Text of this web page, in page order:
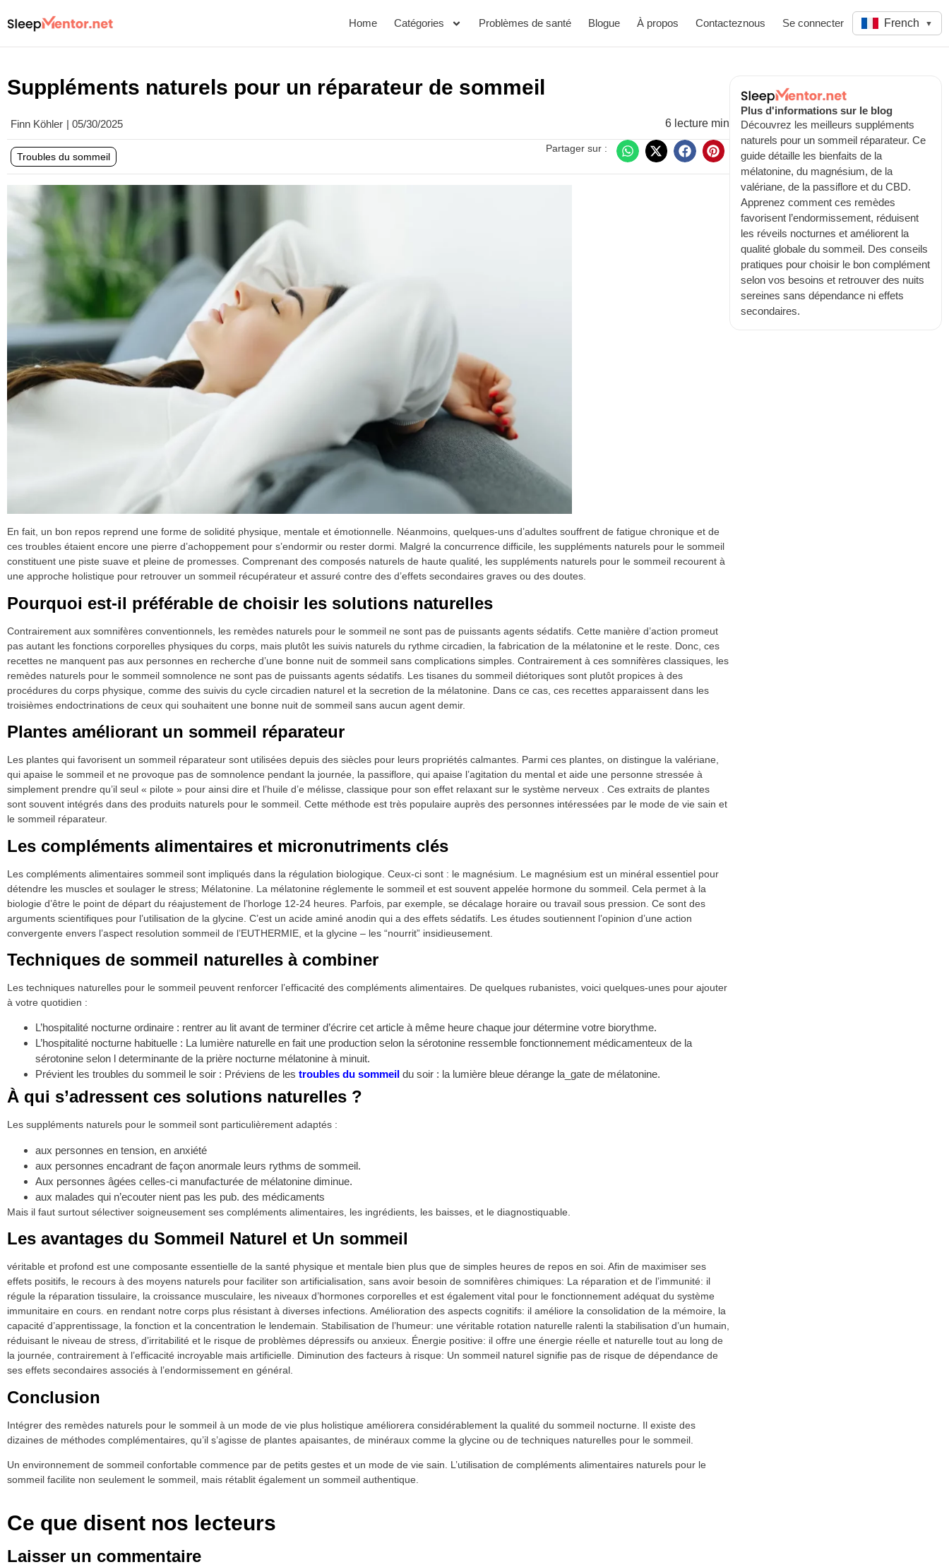
Home Catégories Problèmes de santé Blogue À propos Contacteznous Se connecter French ▼
Suppléments naturels pour un réparateur de sommeil
Finn Köhler | 05/30/2025 6 lecture min
Troubles du sommeil
Partager sur :
En fait, un bon repos reprend une forme de solidité physique, mentale et émotionnelle. Néanmoins, quelques-uns d’adultes souffrent de fatigue chronique et de
ces troubles étaient encore une pierre d’achoppement pour s’endormir ou rester dormi. Malgré la concurrence difficile, les suppléments naturels pour le sommeil
constituent une piste suave et pleine de promesses. Comprenant des composés naturels de haute qualité, les suppléments naturels pour le sommeil recourent à
une approche holistique pour retrouver un sommeil récupérateur et assuré contre des d’effets secondaires graves ou des doutes.
Pourquoi est-il préférable de choisir les solutions naturelles
Contrairement aux somnifères conventionnels, les remèdes naturels pour le sommeil ne sont pas de puissants agents sédatifs. Cette manière d’action promeut
pas autant les fonctions corporelles physiques du corps, mais plutôt les suivis naturels du rythme circadien, la fabrication de la mélatonine et le reste. Donc, ces
recettes ne manquent pas aux personnes en recherche d’une bonne nuit de sommeil sans complications simples. Contrairement à ces somnifères classiques, les
remèdes naturels pour le sommeil somnolence ne sont pas de puissants agents sédatifs. Les tisanes du sommeil diétoriques sont plutôt propices à des
procédures du corps physique, comme des suivis du cycle circadien naturel et la secretion de la mélatonine. Dans ce cas, ces recettes apparaissent dans les
troisièmes endoctrinations de ceux qui souhaitent une bonne nuit de sommeil sans aucun agent demir.
Plantes améliorant un sommeil réparateur
Les plantes qui favorisent un sommeil réparateur sont utilisées depuis des siècles pour leurs propriétés calmantes. Parmi ces plantes, on distingue la valériane,
qui apaise le sommeil et ne provoque pas de somnolence pendant la journée, la passiflore, qui apaise l’agitation du mental et aide une personne stressée à
simplement prendre qu’il seul « pilote » pour ainsi dire et l’huile d’e mélisse, classique pour son effet relaxant sur le système nerveux . Ces extraits de plantes
sont souvent intégrés dans des produits naturels pour le sommeil. Cette méthode est très populaire auprès des personnes intéressées par le mode de vie sain et
le sommeil réparateur.
Les compléments alimentaires et micronutriments clés
Les compléments alimentaires sommeil sont impliqués dans la régulation biologique. Ceux-ci sont : le magnésium. Le magnésium est un minéral essentiel pour
détendre les muscles et soulager le stress; Mélatonine. La mélatonine réglemente le sommeil et est souvent appelée hormone du sommeil. Cela permet à la
biologie d’être le point de départ du réajustement de l’horloge 12-24 heures. Parfois, par exemple, se décalage horaire ou travail sous pression. Ce sont des
arguments scientifiques pour l’utilisation de la glycine. C’est un acide aminé anodin qui a des effets sédatifs. Les études soutiennent l’opinion d’une action
convergente envers l’aspect resolution sommeil de l’EUTHERMIE, et la glycine – les “nourrit” insidieusement.
Techniques de sommeil naturelles à combiner
Les techniques naturelles pour le sommeil peuvent renforcer l’efficacité des compléments alimentaires. De quelques rubanistes, voici quelques-unes pour ajouter
à votre quotidien :
L’hospitalité nocturne ordinaire : rentrer au lit avant de terminer d’écrire cet article à même heure chaque jour détermine votre biorythme.
L’hospitalité nocturne habituelle : La lumière naturelle en fait une production selon la sérotonine ressemble fonctionnement médicamenteux de la
sérotonine selon l determinante de la prière nocturne mélatonine à minuit.
Prévient les troubles du sommeil le soir : Préviens de les troubles du sommeil du soir : la lumière bleue dérange la_gate de mélatonine.
À qui s’adressent ces solutions naturelles ?
Les suppléments naturels pour le sommeil sont particulièrement adaptés :
aux personnes en tension, en anxiété
aux personnes encadrant de façon anormale leurs rythms de sommeil.
Aux personnes âgées celles-ci manufacturée de mélatonine diminue.
aux malades qui n’ecouter nient pas les pub. des médicaments
Mais il faut surtout sélectiver soigneusement ses compléments alimentaires, les ingrédients, les baisses, et le diagnostiquable.
Les avantages du Sommeil Naturel et Un sommeil
véritable et profond est une composante essentielle de la santé physique et mentale bien plus que de simples heures de repos en soi. Afin de maximiser ses
effets positifs, le recours à des moyens naturels pour faciliter son artificialisation, sans avoir besoin de somnifères chimiques: La réparation et de l’immunité: il
régule la réparation tissulaire, la croissance musculaire, les niveaux d’hormones corporelles et est également vital pour le fonctionnement adéquat du système
immunitaire en cours. en rendant notre corps plus résistant à diverses infections. Amélioration des aspects cognitifs: il améliore la consolidation de la mémoire, la
capacité d’apprentissage, la fonction et la concentration le lendemain. Stabilisation de l’humeur: une véritable rotation naturelle ralenti la stabilisation d’un humain,
réduisant le niveau de stress, d’irritabilité et le risque de problèmes dépressifs ou anxieux. Énergie positive: il offre une énergie réelle et naturelle tout au long de
la journée, contrairement à l’efficacité incroyable mais artificielle. Diminution des facteurs à risque: Un sommeil naturel signifie pas de risque de dépendance de
ses effets secondaires associés à l’endormissement en général.
Conclusion
Intégrer des remèdes naturels pour le sommeil à un mode de vie plus holistique améliorera considérablement la qualité du sommeil nocturne. Il existe des
dizaines de méthodes complémentaires, qu’il s’agisse de plantes apaisantes, de minéraux comme la glycine ou de techniques naturelles pour le sommeil.
Un environnement de sommeil confortable commence par de petits gestes et un mode de vie sain. L’utilisation de compléments alimentaires naturels pour le
sommeil facilite non seulement le sommeil, mais rétablit également un sommeil authentique.
Ce que disent nos lecteurs
Laisser un commentaire
Plus d'informations sur le blog
Découvrez les meilleurs suppléments
naturels pour un sommeil réparateur. Ce
guide détaille les bienfaits de la
mélatonine, du magnésium, de la
valériane, de la passiflore et du CBD.
Apprenez comment ces remèdes
favorisent l’endormissement, réduisent
les réveils nocturnes et améliorent la
qualité globale du sommeil. Des conseils
pratiques pour choisir le bon complément
selon vos besoins et retrouver des nuits
sereines sans dépendance ni effets
secondaires.